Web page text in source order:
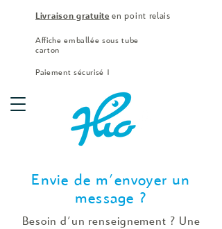
Livraison gratuite en point relais
Affiche emballée sous tube
carton
Paiement sécurisé !
Envie de m'envoyer un
message ?
Besoin d'un renseignement ? Une